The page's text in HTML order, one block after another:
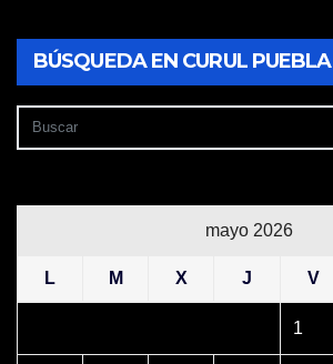
BÚSQUEDA EN CURUL PUEBLA
mayo 2026
L M X J V
1